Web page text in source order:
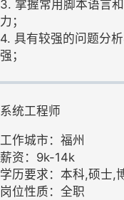
3. 掌握常用脚本语言
力；
4. 具有较强的问题分
强；
系统工程师
工作城市：福州
薪资：9k-14k
学历要求：本科,硕士,
岗位性质：全职